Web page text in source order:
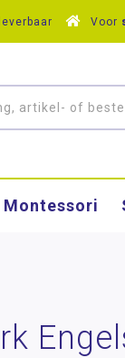
leverbaar Voor
Montessori